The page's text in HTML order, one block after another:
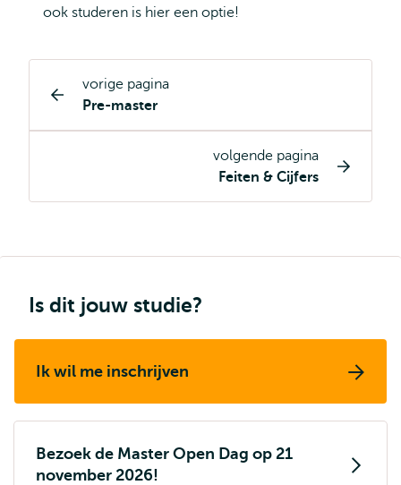
ook studeren is hier een optie!
Opleiding
pagina
navigatie
vorige pagina
Pre-master
volgende pagina
Feiten & Cijfers
Is dit jouw studie?
Ik wil me inschrijven
Bezoek de Master Open Dag op 21
november 2026!